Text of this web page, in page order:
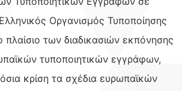
Οργανισμός Τυποποίησης
των διαδικασιών εκπόνησης
τυποποιητικών εγγράφων,
κρίση τα σχέδια ευρωπαϊκών